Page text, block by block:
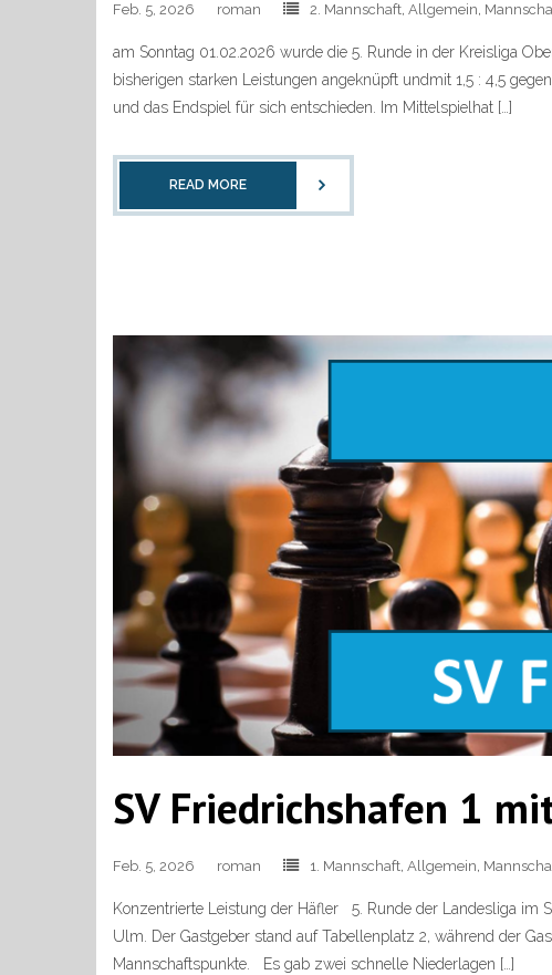
Feb. 5, 2026 roman 2. Mannschaft, Allgemein,
am Sonntag 01.02.2026 wurde die 5. Runde in der Kreisliga
bisherigen starken Leistungen angeknüpft undmit 1,5 : 4,5
und das Endspiel für sich entschieden. Im Mittelspielhat […]
READ MORE
SV Friedrichshafen 1
Feb. 5, 2026 roman 1. Mannschaft, Allgemein,
Konzentrierte Leistung der Häfler 5. Runde der Landesliga im
Ulm. Der Gastgeber stand auf Tabellenplatz 2, während der
Mannschaftspunkte. Es gab zwei schnelle Niederlagen […]